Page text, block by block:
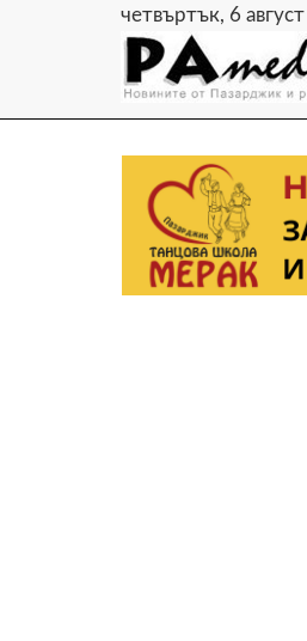
четвъртък, 6